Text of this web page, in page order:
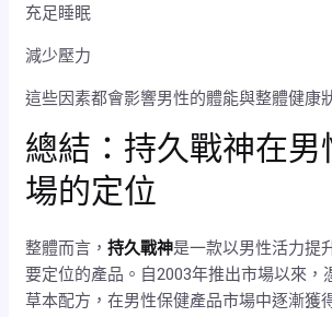
充足睡眠
減少壓力
這些因素都會影響男性的體能與整體健康
總結：持久戰神在男
場的定位
整體而言，持久戰神是一款以男性活力提
要定位的產品。自2003年推出市場以來，
草本配方，在男性保健產品市場中逐漸獲